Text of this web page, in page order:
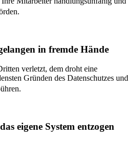
in fremde Hände
verletzt, dem droht eine
Gründen des Datenschutzes und
eigene System entzogen